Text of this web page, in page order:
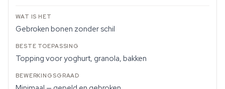
Gebroken bonen zonder schil
Topping voor yoghurt, granola, bakken